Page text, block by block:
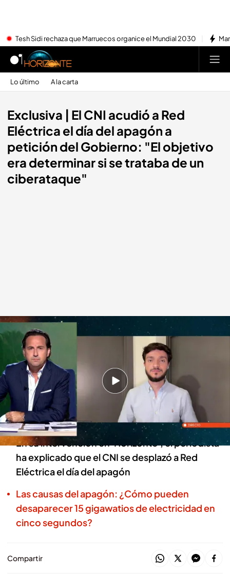
Tesh Sidi rechaza que Marruecos organice el Mundial 2030
Lo último A la carta
Exclusiva | El CNI acudió a Red
Eléctrica el día del apagón a
petición del Gobierno: "El objetivo
era determinar si se trataba de un
ciberataque"
Alejandro Entrambasaguas
Horizonte
01 MAY 2025 - 23:46h.
Alejandro Entrambasaguas ha dado una
información en exclusiva en el programa de
Iker Jiménez
En su intervención en 'Horizonte', el periodista
ha explicado que el CNI se desplazó a Red
Eléctrica el día del apagón
Las causas del apagón: ¿Cómo pueden
desaparecer 15 gigawatios de electricidad en
cinco segundos?
Compartir